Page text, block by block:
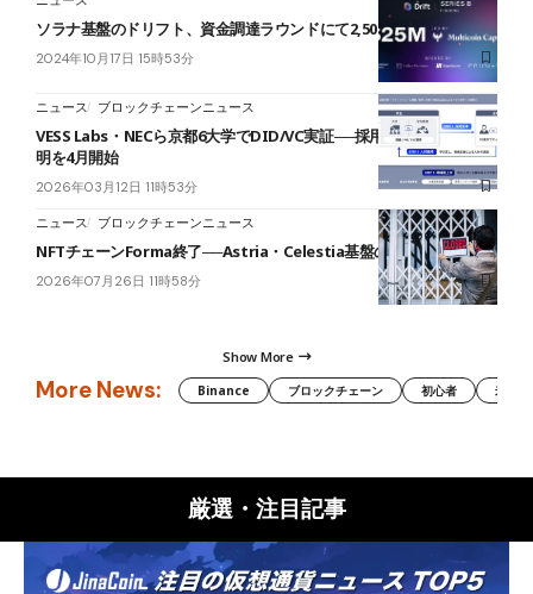
ソラナ基盤のドリフト、資金調達ラウンドにて2,500万ドルを調達
2024年10月17日 15時53分
ニュース ブロックチェーンニュース
VESS Labs・NECら京都6大学でDID/VC実証──採用面接での資格証
明を4月開始
2026年03月12日 11時53分
ニュース ブロックチェーンニュース
NFTチェーンForma終了──Astria・Celestia基盤の崩壊が波及
2026年07月26日 11時58分
Show More
More News: Binance ブロックチェーン 初心者 米国
厳選・注目記事